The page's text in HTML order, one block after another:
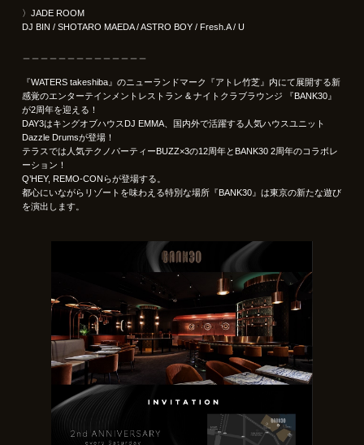
〉JADE ROOM
DJ BIN / SHOTARO MAEDA / ASTRO BOY / Fresh.A / U
『WATERS takeshiba』のニューランドマーク『アトレ竹芝』内にて展開する新
感覚のエンターテインメントレストラン & ナイトクラブラウンジ 『BANK30』
が2周年を迎える！
DAY3はキングオブハウスDJ EMMA、国内外で活躍する人気ハウスユニット
Dazzle Drumsが登場！
テラスでは人気テクノパーティーBUZZ×3の12周年とBANK30 2周年のコラボレ
ーション！
Q’HEY, REMO-CONらが登場する。
都心にいながらリゾートを味わえる特別な場所『BANK30』は東京の新たな遊び
を演出します。